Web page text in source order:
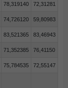
78,319140 72,31281
74,726120 59,80983
83,521365 83,46943
71,352385 76,41150
75,784535 72,55147